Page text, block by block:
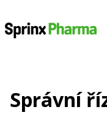
na
obsah
Správní